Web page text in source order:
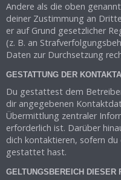
Andere als die oben
deiner Zustimmung an
er auf Grund gesetzlicher
(z. B. an
Daten zur Durchsetzung
GESTATTUNG DER
Du gestattest dem
dir angegebenen
Übermittlung zentraler
erforderlich ist. Darüber
dich kontaktieren, sofern du
gestattet hast.
GELTUNGSBEREICH DIESER